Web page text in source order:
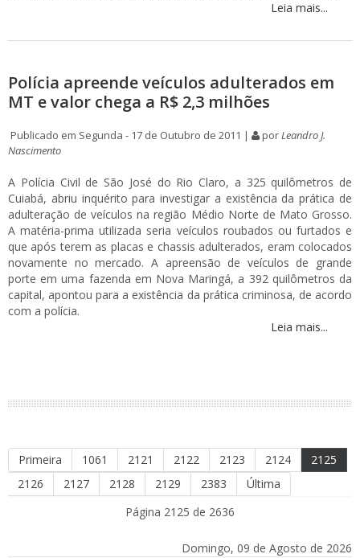
Leia mais...
Polícia apreende veículos adulterados em
MT e valor chega a R$ 2,3 milhões
Publicado em Segunda - 17 de Outubro de 2011 | porLeandro J.
Nascimento
A Polícia Civil de São José do Rio Claro, a 325 quilômetros de
Cuiabá, abriu inquérito para investigar a existência da prática de
adulteração de veículos na região Médio Norte de Mato Grosso.
A matéria-prima utilizada seria veículos roubados ou furtados e
que após terem as placas e chassis adulterados, eram colocados
novamente no mercado. A apreensão de veículos de grande
porte em uma fazenda em Nova Maringá, a 392 quilômetros da
capital, apontou para a existência da prática criminosa, de acordo
com a polícia.
Leia mais...
Primeira 1061 2121 2122 2123 2124
2125
2126
2127 2128 2129 2383
Última
Página 2125 de 2636
Domingo, 09 de Agosto de 2026